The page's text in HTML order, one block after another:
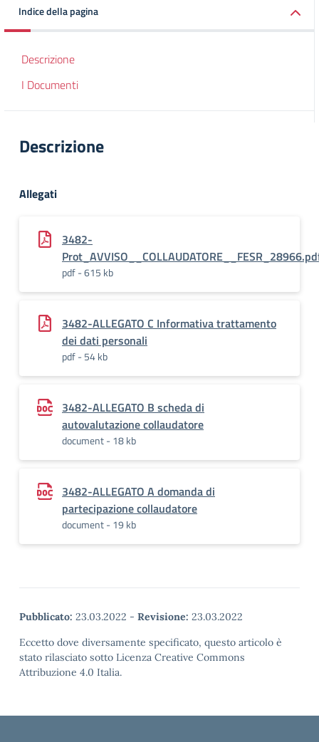
Indice della pagina
Descrizione
I Documenti
Descrizione
Allegati
3482-
pdf - 615 kb
3482-ALLEGATO C Informativa trattamento
dei dati personali
pdf - 54 kb
3482-ALLEGATO B scheda di
autovalutazione collaudatore
document - 18 kb
3482-ALLEGATO A domanda di
partecipazione collaudatore
document - 19 kb
Pubblicato: 23.03.2022 - Revisione: 23.03.2022
Eccetto dove diversamente specificato, questo articolo è
stato rilasciato sotto Licenza Creative Commons
Attribuzione 4.0 Italia.